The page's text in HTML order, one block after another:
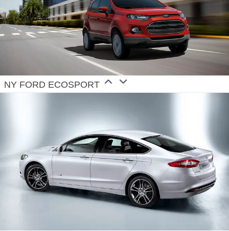
NY FORD ECOSPORT